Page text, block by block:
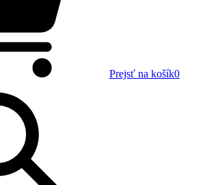
Prejsť na košík0